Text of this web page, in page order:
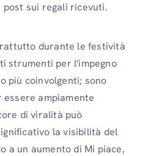
post sui regali ricevuti.
durante le festività
strumenti per l'impegno
più coinvolgenti; sono
ampiamente
di viralità può
la visibilità del
a un aumento di Mi piace,